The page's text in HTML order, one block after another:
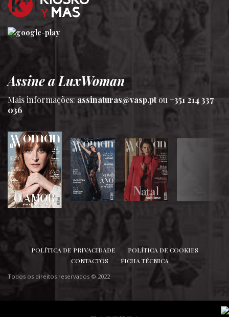
SIGA-NOS
Assine a LuxWoman
Mais informações:assinaturas@vasp.ptou +351 214 337
036
POLÍTICA DE PRIVACIDADE
POLÍTICA DE COOKIES
CONTACTOS
FICHA TÉCNICA
Todos os direitos reservados © 2022